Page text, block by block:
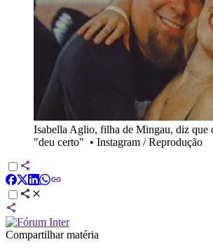
Isabella Aglio, filha de Mingau, diz que
"deu certo" • Instagram / Reprodução
Compartilhar matéria